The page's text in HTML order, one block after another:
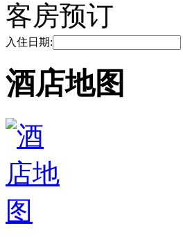
客房预订
入住日期:
酒店地图